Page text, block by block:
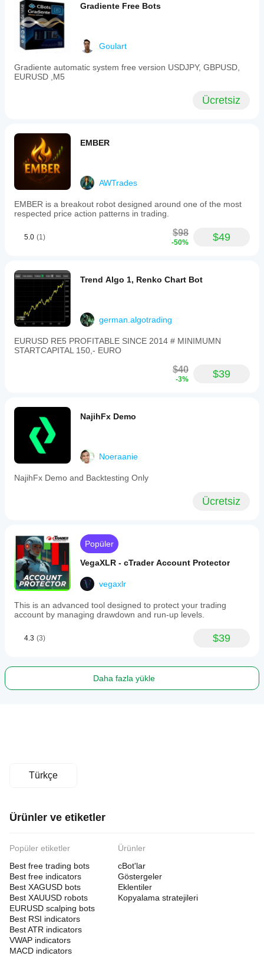
Gradiente Free Bots
Goulart
Gradiente automatic system free version USDJPY, GBPUSD,
EURUSD ,M5
Ücretsiz
EMBER
AWTrades
EMBER is a breakout robot designed around one of the most
respected price action patterns in trading.
5.0 (1) $98
-50% $49
Trend Algo 1, Renko Chart Bot
german.algotrading
EURUSD RE5 PROFITABLE SINCE 2014 # MINIMUMN
STARTCAPITAL 150,- EURO
$40
-3% $39
NajihFx Demo
Noeraanie
NajihFx Demo and Backtesting Only
Ücretsiz
Popüler
VegaXLR - cTrader Account Protector
vegaxlr
This is an advanced tool designed to protect your trading
account by managing drawdown and run-up levels.
4.3 (3) $39
Daha fazla yükle
Türkçe
Ürünler ve etiketler
Popüler etiketler
Best free trading bots
Best free indicators
Best XAGUSD bots
Best XAUUSD robots
EURUSD scalping bots
Best RSI indicators
Best ATR indicators
VWAP indicators
MACD indicators
Ürünler
cBot'lar
Göstergeler
Eklentiler
Kopyalama stratejileri